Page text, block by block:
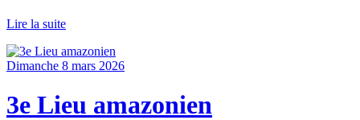
Lire la suite
Dimanche 8 mars 2026
3e Lieu amazonien